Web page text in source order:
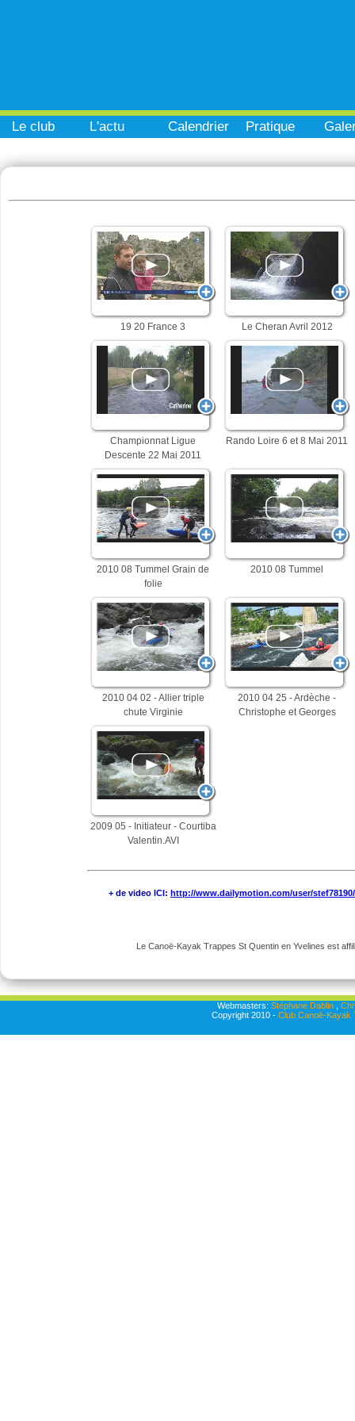
Le club L'actu Calendrier Pratique
19 20 France 3 Le Cheran Avril 2012
Championnat Ligue
Descente 22 Mai 2011
Rando Loire 6 et 8 Mai 2011
2010 08 Tummel Grain de
folie
2010 08 Tummel
2010 04 02 - Allier triple
chute Virginie
2010 04 25 - Ardèche -
Christophe et Georges
2009 05 - Initiateur - Courtiba
Valentin.AVI
+ de video ICI: http://www.dailymotion.com/user/
Le Canoë-Kayak Trappes St Quentin en Yvelines est
Webmasters: Stéphane Dablin,
Copyright 2010 - Club Canoë-Kayak